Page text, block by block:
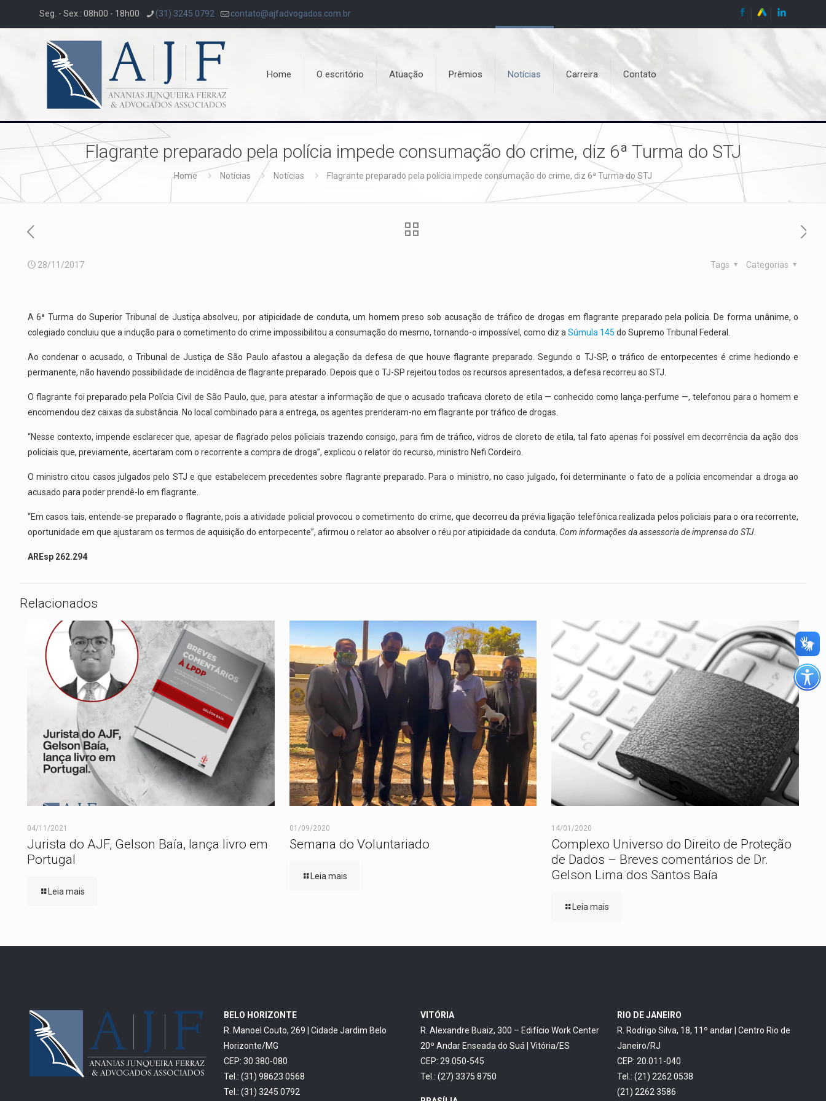
Seg. - Sex.: 08h00 - 18h00 (31) 3245 0792 contato@ajfadvogados.com.br
Home O escritório Atuação Prêmios Notícias Carreira Contato
Flagrante preparado pela polícia impede consumação do crime, diz 6ª Turma do STJ
Home Notícias Notícias Flagrante preparado pela polícia impede consumação do crime, diz 6ª Turma do STJ
28/11/2017 Categorias
Tags
A 6ª Turma do Superior Tribunal de Justiça absolveu, por atipicidade de conduta, um homem preso sob acusação de tráfico de drogas em flagrante preparado pela polícia. De forma unânime, o
colegiado concluiu que a indução para o cometimento do crime impossibilitou a consumação do mesmo, tornando-o impossível, como diz a Súmula 145 do Supremo Tribunal Federal.
Ao condenar o acusado, o Tribunal de Justiça de São Paulo afastou a alegação da defesa de que houve flagrante preparado. Segundo o TJ-SP, o tráfico de entorpecentes é crime hediondo e
permanente, não havendo possibilidade de incidência de flagrante preparado. Depois que o TJ-SP rejeitou todos os recursos apresentados, a defesa recorreu ao STJ.
O flagrante foi preparado pela Polícia Civil de São Paulo, que, para atestar a informação de que o acusado traficava cloreto de etila — conhecido como lança-perfume —, telefonou para o homem e
encomendou dez caixas da substância. No local combinado para a entrega, os agentes prenderam-no em flagrante por tráfico de drogas.
“Nesse contexto, impende esclarecer que, apesar de flagrado pelos policiais trazendo consigo, para fim de tráfico, vidros de cloreto de etila, tal fato apenas foi possível em decorrência da ação dos
policiais que, previamente, acertaram com o recorrente a compra de droga”, explicou o relator do recurso, ministro Nefi Cordeiro.
O ministro citou casos julgados pelo STJ e que estabelecem precedentes sobre flagrante preparado. Para o ministro, no caso julgado, foi determinante o fato de a polícia encomendar a droga ao
acusado para poder prendê-lo em flagrante.
“Em casos tais, entende-se preparado o flagrante, pois a atividade policial provocou o cometimento do crime, que decorreu da prévia ligação telefônica realizada pelos policiais para o ora recorrente,
oportunidade em que ajustaram os termos de aquisição do entorpecente”, afirmou o relator ao absolver o réu por atipicidade da conduta. Com informações da assessoria de imprensa do STJ.
AREsp 262.294
Relacionados
04/11/2021
Jurista do AJF, Gelson Baía, lança livro em
Portugal
Leia mais
01/09/2020
Semana do Voluntariado
Leia mais
14/01/2020
Complexo Universo do Direito de Proteção
de Dados – Breves comentários de Dr.
Gelson Lima dos Santos Baía
Leia mais
BELO HORIZONTE
R. Manoel Couto, 269 | Cidade Jardim Belo
Horizonte/MG
CEP: 30.380-080
Tel.: (31) 98623 0568
Tel.: (31) 3245 0792
VITÓRIA
R. Alexandre Buaiz, 300 – Edifício Work Center
20º Andar Enseada do Suá | Vitória/ES
CEP: 29.050-545
Tel.: (27) 3375 8750
RIO DE JANEIRO
R. Rodrigo Silva, 18, 11º andar | Centro Rio de
Janeiro/RJ
CEP: 20.011-040
Tel.: (21) 2262 0538
(21) 2262 3586